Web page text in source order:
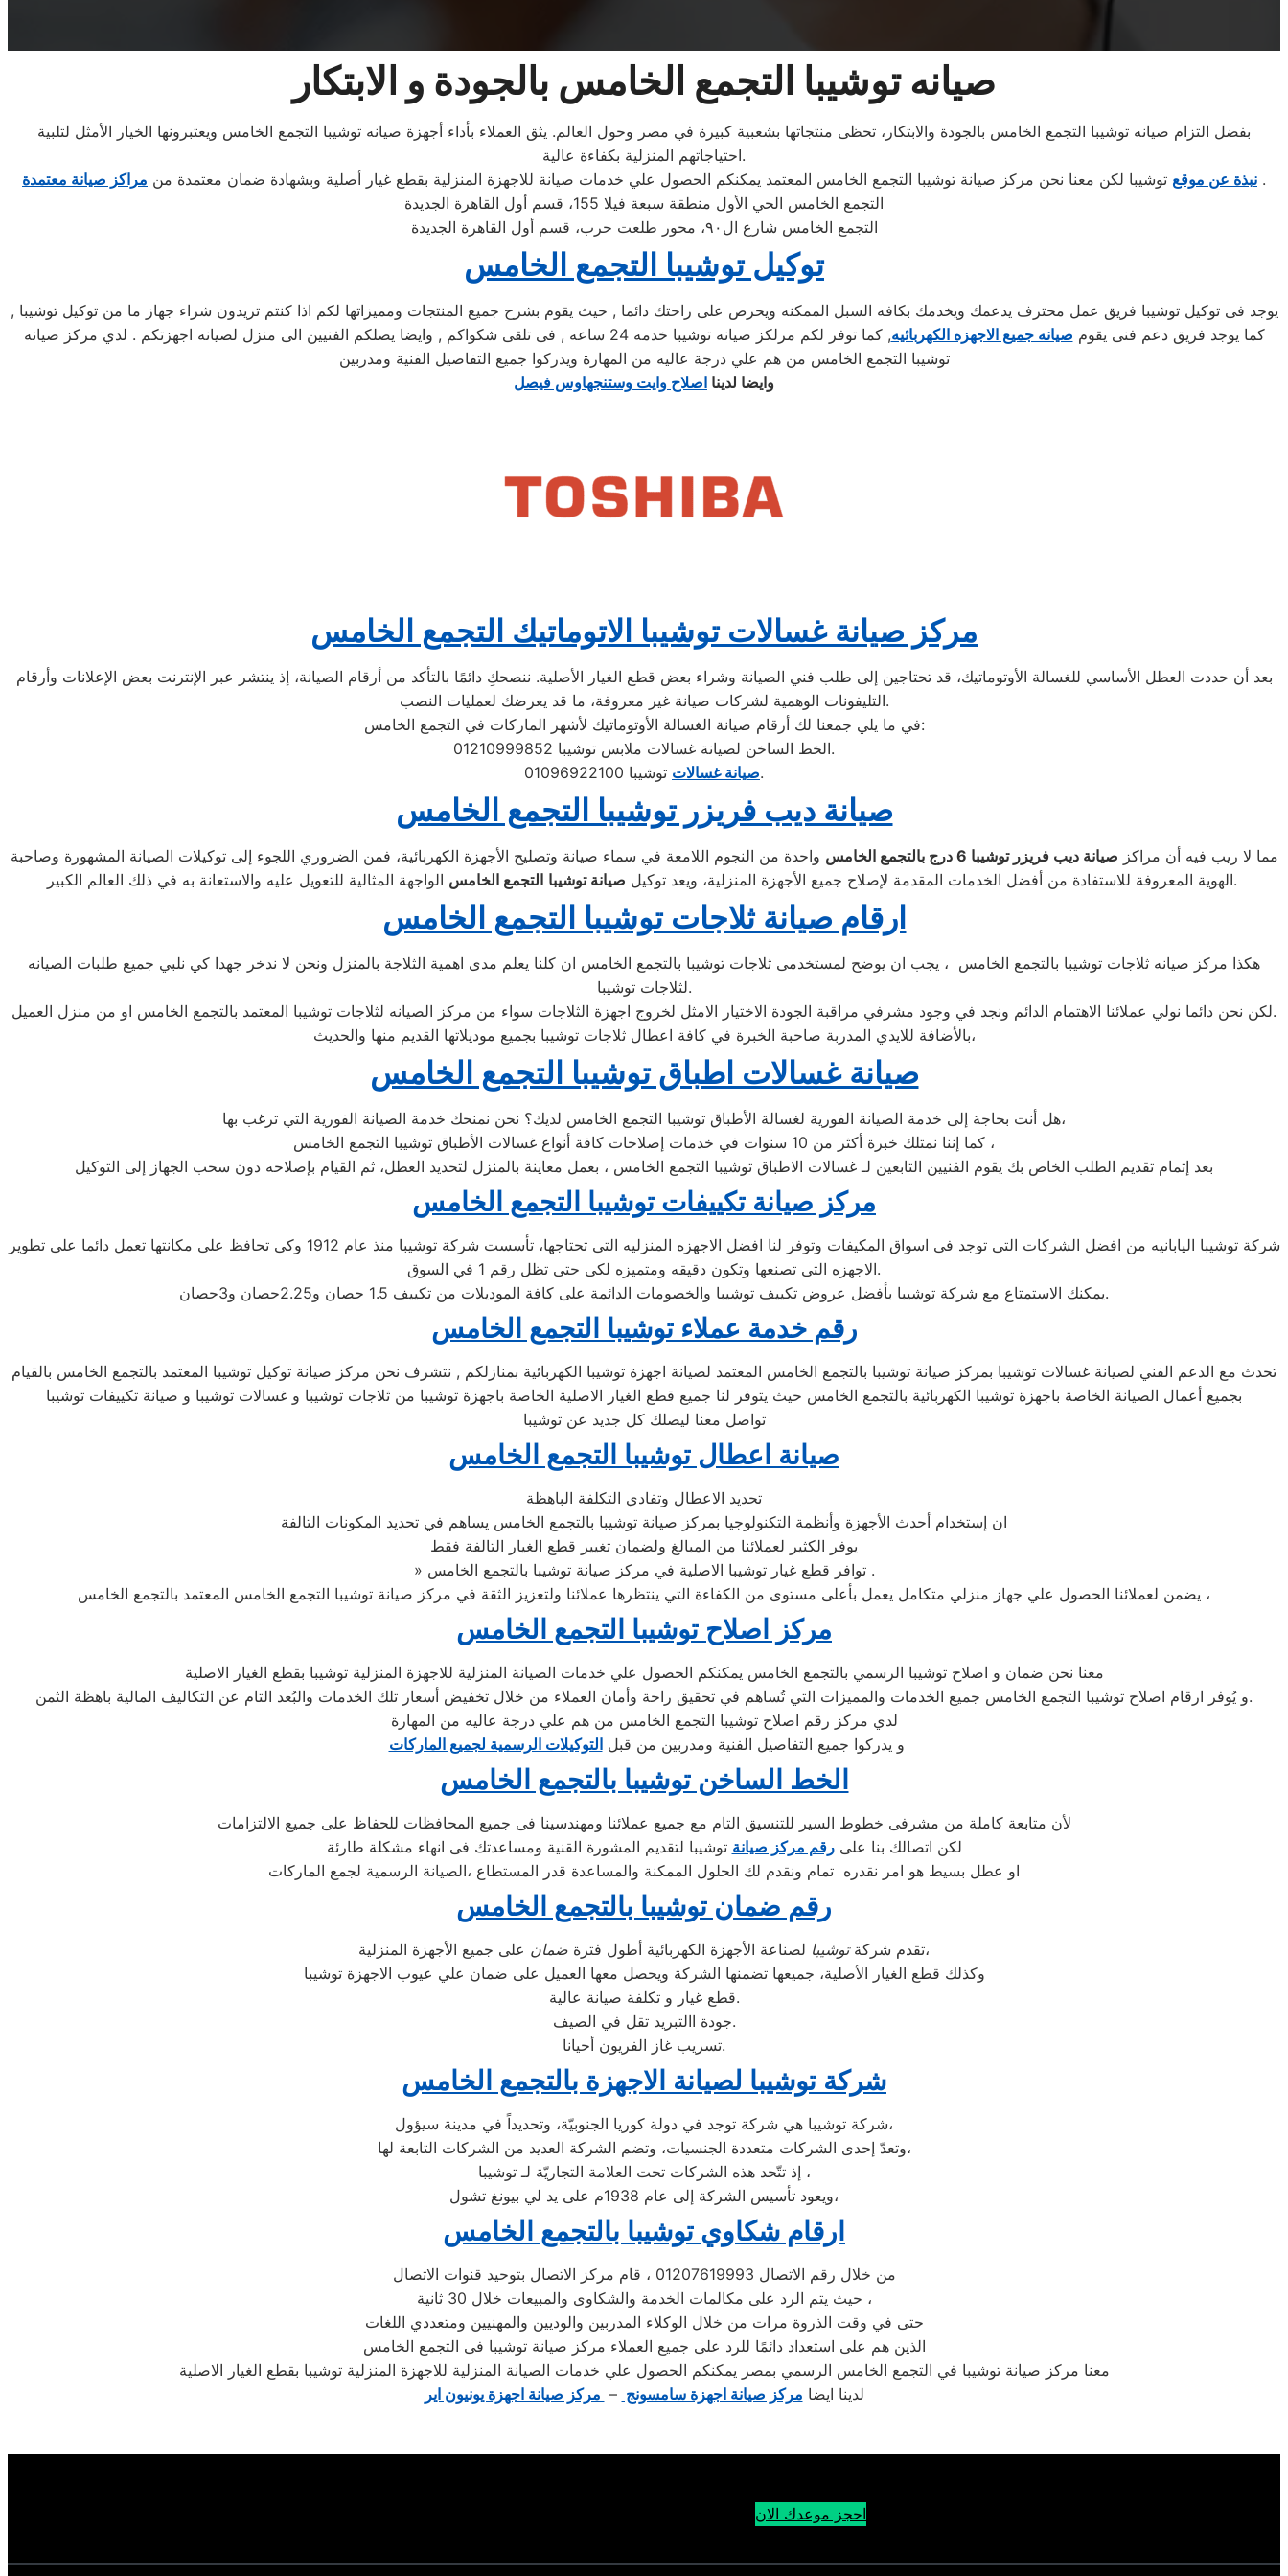
صيانه توشيبا التجمع الخامس بالجودة و الابتكار
بفضل التزام صيانه توشيبا التجمع الخامس بالجودة والابتكار، تحظى منتجاتها بشعبية كبيرة في مصر وحول العالم. يثق العملاء بأداء أجهزة صيانه توشيبا التجمع الخامس ويعتبرونها الخيار الأمثل لتلبية
احتياجاتهم المنزلية بكفاءة عالية.
نبذة عن موقع توشيبا لكن معنا نحن مركز صيانة توشيبا التجمع الخامس المعتمد يمكنكم الحصول علي خدمات صيانة للاجهزة المنزلية بقطع غيار أصلية وبشهادة ضمان معتمدة من مراكز صيانة معتمدة
.
التجمع الخامس الحي الأول منطقة سبعة فيلا 155، قسم أول القاهرة الجديدة
التجمع الخامس شارع ال٩٠، محور طلعت حرب، قسم أول القاهرة الجديدة
توكيل توشيبا التجمع الخامس
يوجد فى توكيل توشيبا فريق عمل محترف يدعمك ويخدمك بكافه السبل الممكنه ويحرص على راحتك دائما , حيث يقوم بشرح جميع المنتجات ومميزاتها لكم اذا كنتم تريدون شراء جهاز ما من توكيل توشيبا ,
كما يوجد فريق دعم فنى يقوم صيانه جميع الاجهزه الكهربائيه
, كما توفر لكم مرلكز صيانه توشيبا خدمه 24 ساعه , فى تلقى شكواكم , وايضا يصلكم الفنيين الى منزل لصيانه اجهزتكم . لدي مركز صيانه
توشيبا التجمع الخامس من هم علي درجة عاليه من المهارة ويدركوا جميع التفاصيل الفنية ومدربين
وايضا لدينا اصلاح وايت وستنجهاوس فيصل
مركز صيانة غسالات توشيبا الاتوماتيك التجمع الخامس
بعد أن حددت العطل الأساسي للغسالة الأوتوماتيك، قد تحتاجين إلى طلب فني الصيانة وشراء بعض قطع الغيار الأصلية. ننصحكِ دائمًا بالتأكد من أرقام الصيانة، إذ ينتشر عبر الإنترنت بعض الإعلانات وأرقام
التليفونات الوهمية لشركات صيانة غير معروفة، ما قد يعرضك لعمليات النصب.
في ما يلي جمعنا لك أرقام صيانة الغسالة الأوتوماتيك لأشهر الماركات في التجمع الخامس:
الخط الساخن لصيانة غسالات ملابس توشيبا 01210999852.
صيانة غسالاتتوشيبا 01096922100.
صيانة ديب فريزر توشيبا التجمع الخامس
مما لا ريب فيه أن مراكز صيانة ديب فريزر توشيبا درج بالتجمع الخامس واحدة من النجوم اللامعة في سماء صيانة وتصليح الأجهزة الكهربائية، فمن الضروري اللجوء إلى توكيلات الصيانة المشهورة وصاحبة
الهوية المعروفة للاستفادة من أفضل الخدمات المقدمة لإصلاح جميع الأجهزة المنزلية، ويعد توكيل صيانةتوشيبا التجمع الخامس الواجهة المثالية للتعويل عليه والاستعانة به في ذلك العالم الكبير.
ارقام صيانة ثلاجات توشيبا التجمع الخامس
هكذا مركز صيانه ثلاجات توشيبا بالتجمع الخامس ، يجب ان يوضح لمستخدمى ثلاجات توشيبا بالتجمع الخامس ان كلنا يعلم مدى اهمية الثلاجة بالمنزل ونحن لا ندخر جهدا كي نلبي جميع طلبات الصيانه
لثلاجات توشيبا.
لكن نحن دائما نولي عملائنا الاهتمام الدائم ونجد في وجود مشرفي مراقبة الجودة الاختيار الامثل لخروج اجهزة الثلاجات سواء من مركز الصيانه لثلاجات توشيبا المعتمد بالتجمع الخامس او من منزل العميل.
بالأضافة للايدي المدربة صاحبة الخبرة في كافة اعطال ثلاجات توشيبا بجميع موديلاتها القديم منها والحديث،
صيانة غسالات اطباق توشيبا التجمع الخامس
هل أنت بحاجة إلى خدمة الصيانة الفورية لغسالة الأطباق توشيبا التجمع الخامس لديك؟ نحن نمنحك خدمة الصيانة الفورية التي ترغب بها،
كما إننا نمتلك خبرة أكثر من 10 سنوات في خدمات إصلاحات كافة أنواع غسالات الأطباق توشيبا التجمع الخامس ،
بعد إتمام تقديم الطلب الخاص بك يقوم الفنيين التابعين لـ غسالات الاطباق توشيبا التجمع الخامس ، بعمل معاينة بالمنزل لتحديد العطل، ثم القيام بإصلاحه دون سحب الجهاز إلى التوكيل
مركز صيانة تكييفات توشيبا التجمع الخامس
شركة توشيبا اليابانيه من افضل الشركات التى توجد فى اسواق المكيفات وتوفر لنا افضل الاجهزه المنزليه التى تحتاجها، تأسست شركة توشيبا منذ عام 1912 وكى تحافظ على مكانتها تعمل دائما على تطوير
الاجهزه التى تصنعها وتكون دقيقه ومتميزه لكى حتى تظل رقم 1 في السوق.
يمكنك الاستمتاع مع شركة توشيبا بأفضل عروض تكييف توشيبا والخصومات الدائمة على كافة الموديلات من تكييف 1.5 حصان و2.25حصان و3حصان.
رقم خدمة عملاء توشيبا التجمع الخامس
تحدث مع الدعم الفني لصيانة غسالات توشيبا بمركز صيانة توشيبا بالتجمع الخامس المعتمد لصيانة اجهزة توشيبا الكهربائية بمنازلكم , نتشرف نحن مركز صيانة توكيل توشيبا المعتمد بالتجمع الخامس بالقيام
بجميع أعمال الصيانة الخاصة باجهزة توشيبا الكهربائية بالتجمع الخامس حيث يتوفر لنا جميع قطع الغيار الاصلية الخاصة باجهزة توشيبا من ثلاجات توشيبا و غسالات توشيبا و صيانة تكييفات توشيبا
تواصل معنا ليصلك كل جديد عن توشيبا
صيانة اعطال توشيبا التجمع الخامس
تحديد الاعطال وتفادي التكلفة الباهظة
ان إستخدام أحدث الأجهزة وأنظمة التكنولوجيا بمركز صيانة توشيبا بالتجمع الخامس يساهم في تحديد المكونات التالفة
يوفر الكثير لعملائنا من المبالغ ولضمان تغيير قطع الغيار التالفة فقط
» توافر قطع غيار توشيبا الاصلية في مركز صيانة توشيبا بالتجمع الخامس .
يضمن لعملائنا الحصول علي جهاز منزلي متكامل يعمل بأعلى مستوى من الكفاءة التي ينتظرها عملائنا ولتعزيز الثقة في مركز صيانة توشيبا التجمع الخامس المعتمد بالتجمع الخامس ،
مركز اصلاح توشيبا التجمع الخامس
معنا نحن ضمان و اصلاح توشيبا الرسمي بالتجمع الخامس يمكنكم الحصول علي خدمات الصيانة المنزلية للاجهزة المنزلية توشيبا بقطع الغيار الاصلية
و يُوفر ارقام اصلاح توشيبا التجمع الخامس جميع الخدمات والمميزات التي تُساهم في تحقيق راحة وأمان العملاء من خلال تخفيض أسعار تلك الخدمات والبُعد التام عن التكاليف المالية باهظة الثمن.
لدي مركز رقم اصلاح توشيبا التجمع الخامس من هم علي درجة عاليه من المهارة
و يدركوا جميع التفاصيل الفنية ومدربين من قبلالتوكيلات الرسمية لجميع الماركات
الخط الساخن توشيبا بالتجمع الخامس
لأن متابعة كاملة من مشرفى خطوط السير للتنسيق التام مع جميع عملائنا ومهندسينا فى جميع المحافظات للحفاظ على جميع الالتزامات
لكن اتصالك بنا علىرقم مركز صيانة توشيبا لتقديم المشورة القنية ومساعدتك فى انهاء مشكلة طارئة
او عطل بسيط هو امر نقدره تمام ونقدم لك الحلول الممكنة والمساعدة قدر المستطاع ،الصيانة الرسمية لجمع الماركات
رقم ضمان توشيبا بالتجمع الخامس
تقدم شركةتوشيبا لصناعة الأجهزة الكهربائية أطول فترة ضمان
على جميع الأجهزة المنزلية،
وكذلك قطع الغيار الأصلية، جميعها تضمنها الشركة ويحصل معها العميل على ضمان علي عيوب الاجهزة توشيبا
قطع غيار و تكلفة صيانة عالية.
جودة االتبريد تقل في الصيف.
تسريب غاز الفريون أحيانا.
شركة توشيبا لصيانة الاجهزة بالتجمع الخامس
شركة توشيبا هي شركة توجد في دولة كوريا الجنوبيّة، وتحديداً في مدينة سيؤول،
وتعدّ إحدى الشركات متعددة الجنسيات، وتضم الشركة العديد من الشركات التابعة لها،
إذ تتّحد هذه الشركات تحت العلامة التجاريّة لـ توشيبا ،
ويعود تأسيس الشركة إلى عام 1938م على يد لي بيونغ تشول،
ارقام شكاوي توشيبا بالتجمع الخامس
من خلال رقم الاتصال 01207619993 ، قام مركز الاتصال بتوحيد قنوات الاتصال
حيث يتم الرد على مكالمات الخدمة والشكاوى والمبيعات خلال 30 ثانية ،
حتى في وقت الذروة مرات من خلال الوكلاء المدربين والوديين والمهنيين ومتعددي اللغات
الذين هم على استعداد دائمًا للرد على جميع العملاء مركز صيانة توشيبا فى التجمع الخامس
معنا مركز صيانة توشيبا في التجمع الخامس الرسمي بمصر يمكنكم الحصول علي خدمات الصيانة المنزلية للاجهزة المنزلية توشيبا بقطع الغيار الاصلية
لدينا ايضا مركز صيانة اجهزة سامسونج – مركز صيانة اجهزة يونيون اير
احجز موعدك الان